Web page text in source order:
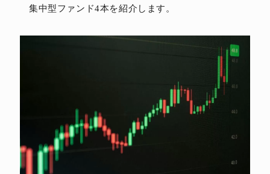
集中型ファンド4本を紹介します。